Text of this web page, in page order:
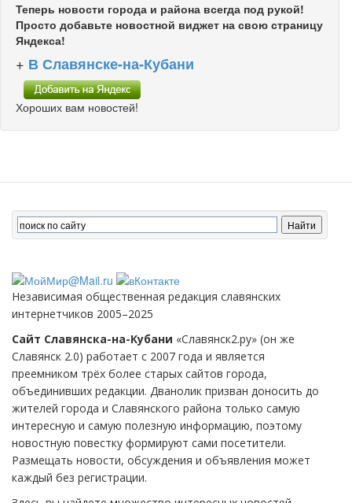
Теперь новости города и района всегда под рукой!
Просто добавьте новостной виджет на свою страницу
Яндекса!
+ В Славянске-на-Кубани
Хороших вам новостей!
Независимая общественная редакция славянских
интернетчиков 2005–2025
Сайт Славянска-на-Кубани «Славянск2.ру» (он же
Славянск 2.0) работает с 2007 года и является
преемником трёх более старых сайтов города,
объединивших редакции. Дванолик призван доносить до
жителей города и Славянского района только самую
интересную и самую полезную информацию, поэтому
новостную повестку формируют сами посетители.
Размещать новости, обсуждения и объявления может
каждый без регистрации.